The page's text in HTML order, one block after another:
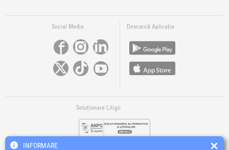
Social Media Descarcă Aplicația
Soluționare Litigii
INFORMARE